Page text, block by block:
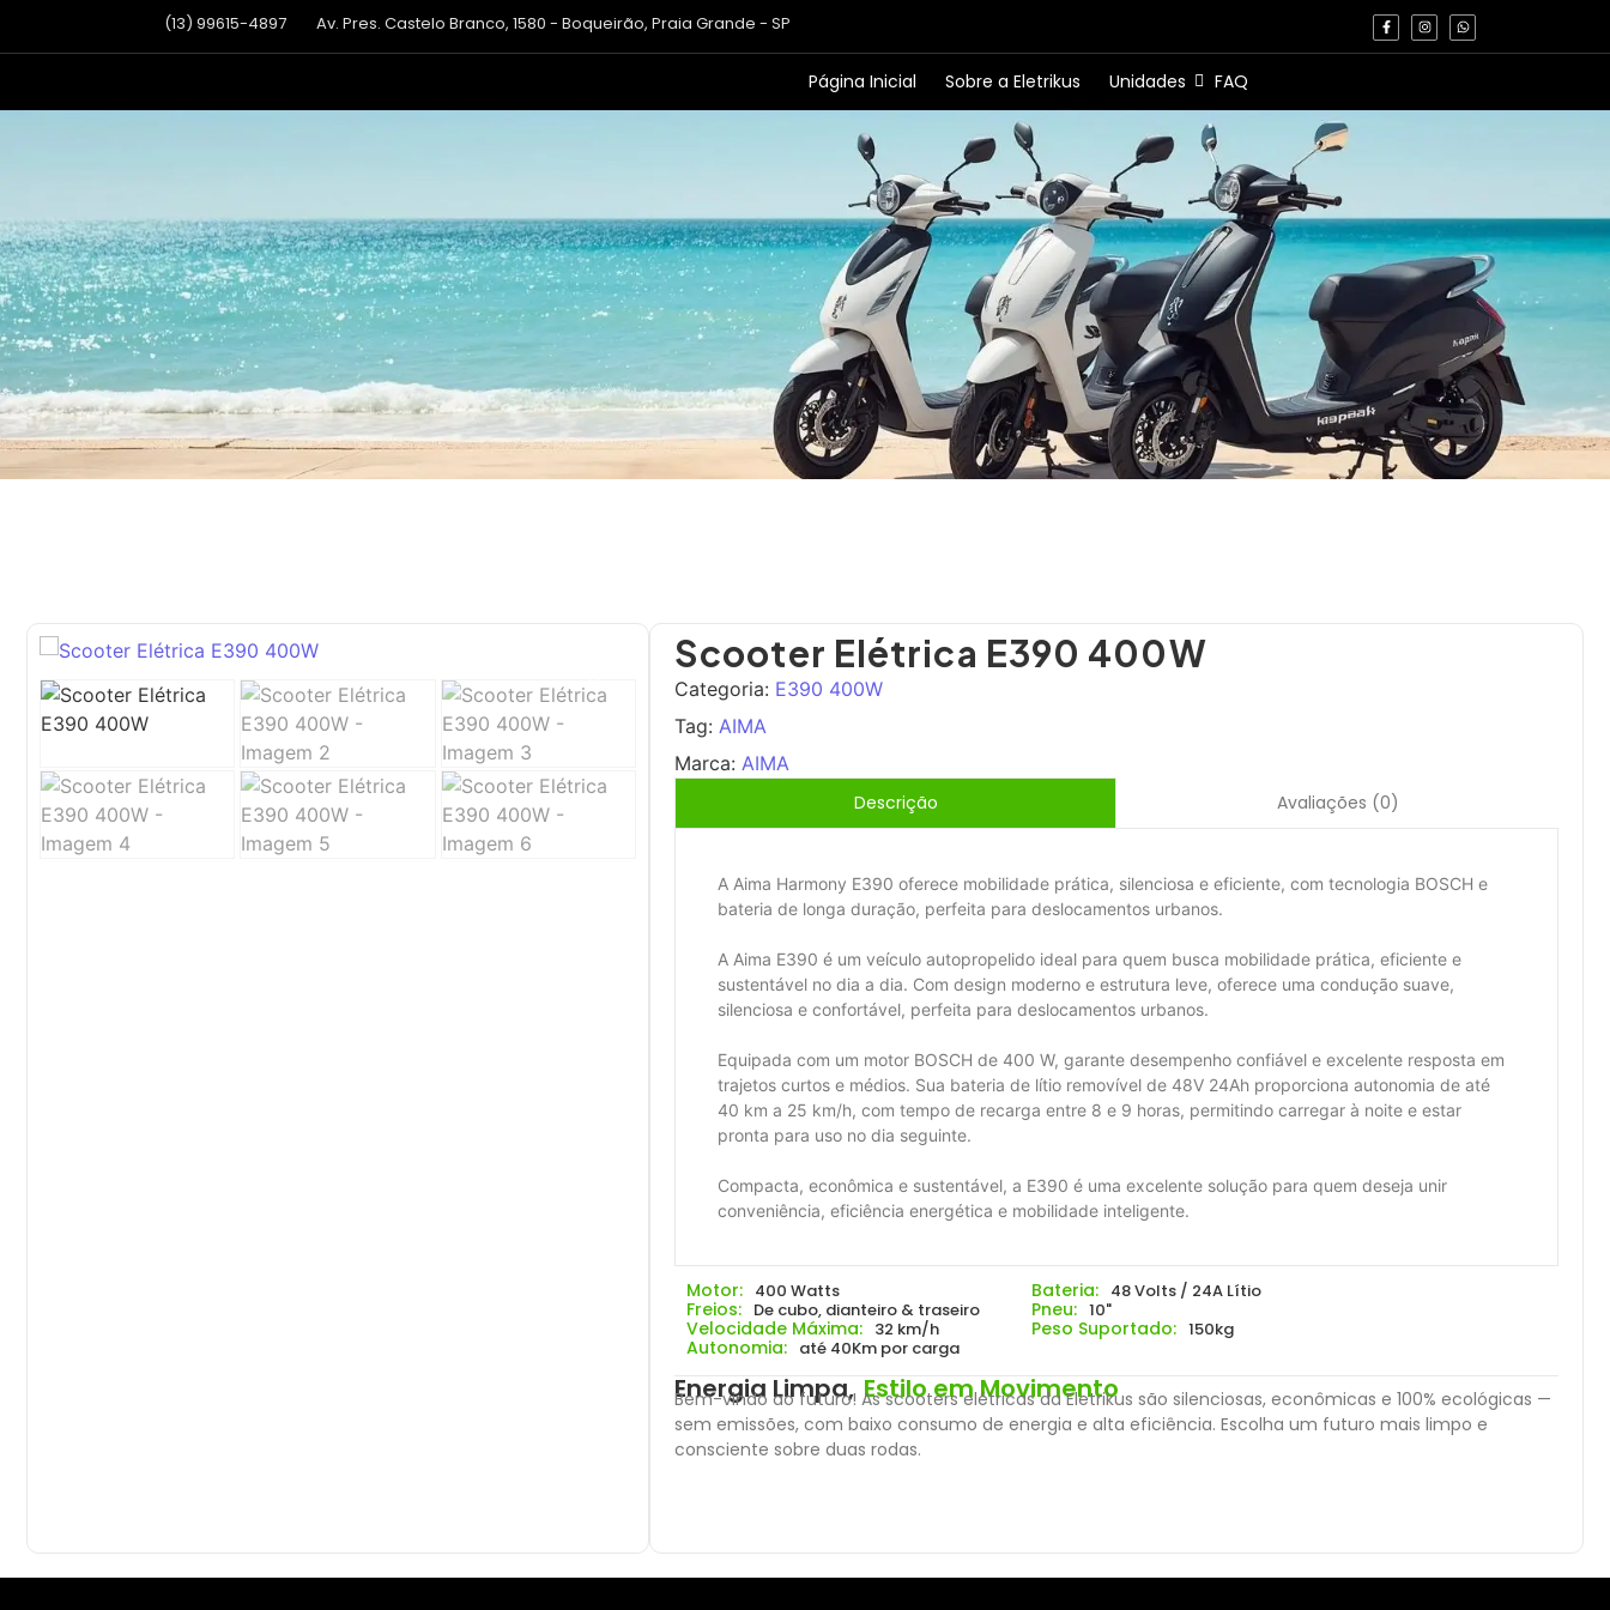
(13) 99615-4897 Av. Pres. Castelo Branco, 1580 - Boqueirão, Praia Grande - SP
Página Inicial Sobre a Eletrikus Unidades FAQ
Scooter Elétrica E390 400W
Categoria: E390 400W
Tag: AIMA
Marca: AIMA
Descrição
Avaliações (0)
A Aima Harmony E390 oferece mobilidade prática, silenciosa e eficiente, com tecnologia BOSCH e
bateria de longa duração, perfeita para deslocamentos urbanos.
A Aima E390 é um veículo autopropelido ideal para quem busca mobilidade prática, eficiente e
sustentável no dia a dia. Com design moderno e estrutura leve, oferece uma condução suave,
silenciosa e confortável, perfeita para deslocamentos urbanos.
Equipada com um motor BOSCH de 400 W, garante desempenho confiável e excelente resposta em
trajetos curtos e médios. Sua bateria de lítio removível de 48V 24Ah proporciona autonomia de até
40 km a 25 km/h, com tempo de recarga entre 8 e 9 horas, permitindo carregar à noite e estar
pronta para uso no dia seguinte.
Compacta, econômica e sustentável, a E390 é uma excelente solução para quem deseja unir
conveniência, eficiência energética e mobilidade inteligente.
Motor: 400 Watts Bateria: 48 Volts / 24A Lítio
Freios: De cubo, dianteiro & traseiro Pneu: 10"
Velocidade Máxima: 32 km/h Peso Suportado: 150kg
Autonomia: até 40Km por carga
Energia Limpa, Estilo em Movimento
Bem-vindo ao futuro! As scooters elétricas da Eletrikus são silenciosas, econômicas e 100% ecológicas —
sem emissões, com baixo consumo de energia e alta eficiência. Escolha um futuro mais limpo e
consciente sobre duas rodas.